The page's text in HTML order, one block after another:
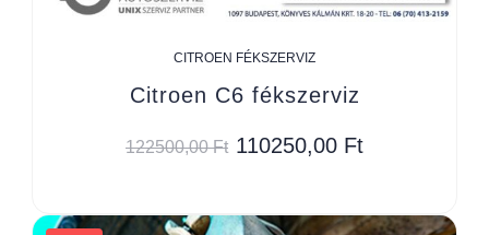
CITROEN FÉKSZERVIZ
Citroen C6 fékszerviz
122500,00Ft 110250,00 Ft